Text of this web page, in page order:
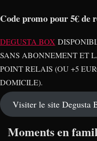
Code promo pour 5€ de
DEGUSTA BOX
SANS ABONNEMENT ET
POINT RELAIS (OU +5
DOMICILE).
Visiter le site Degusta
Moments en